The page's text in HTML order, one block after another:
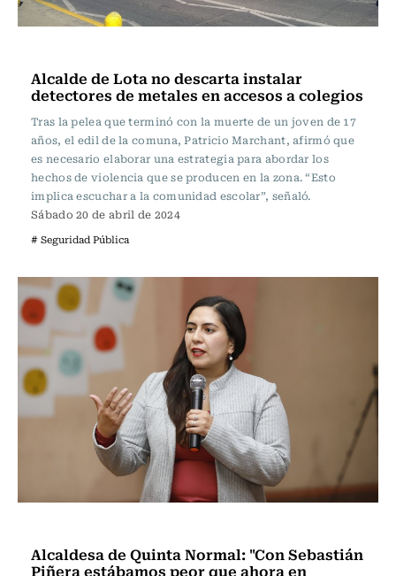
Alcalde de Lota no descarta instalar
detectores de metales en accesos a colegios
Tras la pelea que terminó con la muerte de un joven de 17
años, el edil de la comuna, Patricio Marchant, afirmó que
es necesario elaborar una estrategia para abordar los
hechos de violencia que se producen en la zona. “Esto
implica escuchar a la comunidad escolar”, señaló.
Sábado 20 de abril de 2024
# Seguridad Pública
Alcaldesa de Quinta Normal: "Con Sebastián
Piñera estábamos peor que ahora en